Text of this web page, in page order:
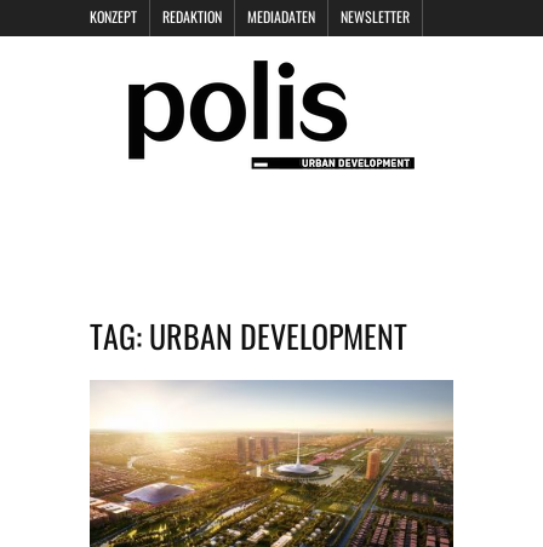
KONZEPT REDAKTION MEDIADATEN NEWSLETTER
DATENSCHUTZ
TAG:URBAN DEVELOPMENT